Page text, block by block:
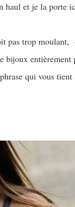
haul et je la porte
pas trop
bijoux
qui vous tient